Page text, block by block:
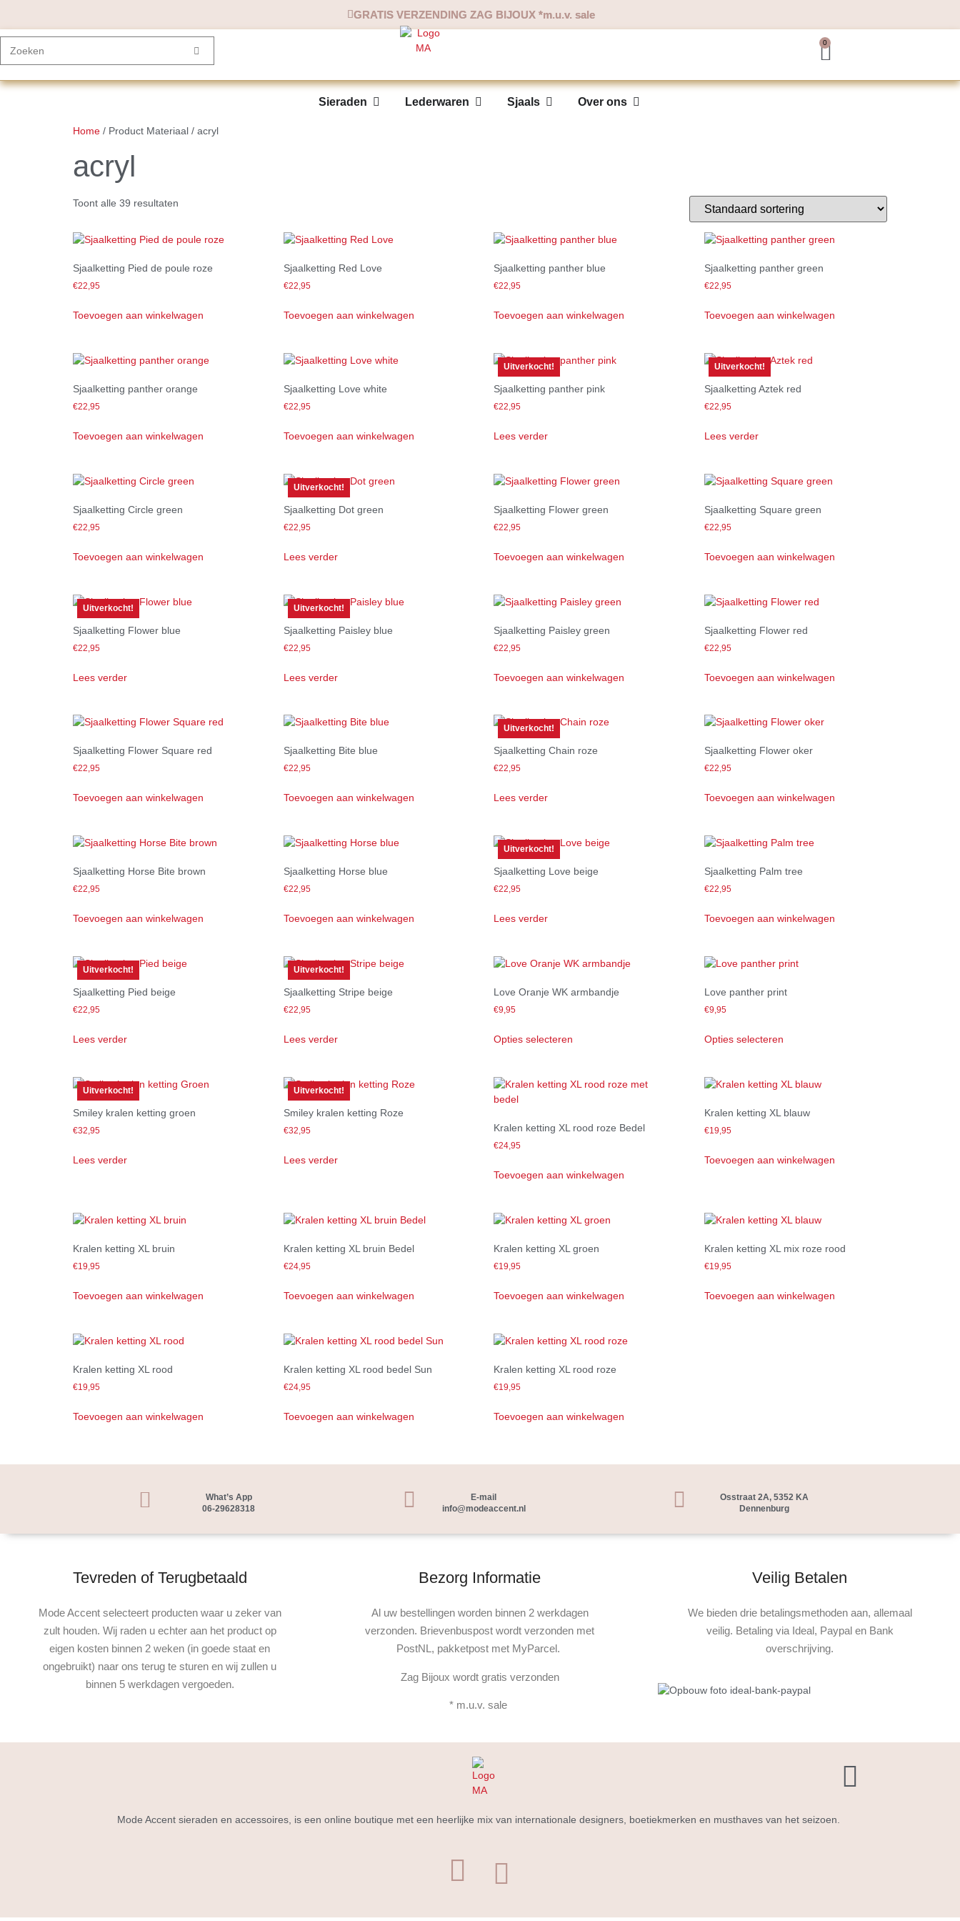
GRATIS VERZENDING ZAG BIJOUX *m.u.v. sale
0
Sieraden Lederwaren Sjaals Over ons
Home / Product Materiaal / acryl
acryl
Toont alle 39 resultaten
Sjaalketting Pied de poule roze
€22,95
Toevoegen aan winkelwagen
Sjaalketting Red Love
€22,95
Toevoegen aan winkelwagen
Sjaalketting panther blue
€22,95
Toevoegen aan winkelwagen
Sjaalketting panther green
€22,95
Toevoegen aan winkelwagen
Sjaalketting panther orange
€22,95
Toevoegen aan winkelwagen
Sjaalketting Love white
€22,95
Toevoegen aan winkelwagen
Uitverkocht!
Sjaalketting panther pink
€22,95
Lees verder
Uitverkocht!
Sjaalketting Aztek red
€22,95
Lees verder
Sjaalketting Circle green
€22,95
Toevoegen aan winkelwagen
Uitverkocht!
Sjaalketting Dot green
€22,95
Lees verder
Sjaalketting Flower green
€22,95
Toevoegen aan winkelwagen
Sjaalketting Square green
€22,95
Toevoegen aan winkelwagen
Uitverkocht!
Sjaalketting Flower blue
€22,95
Lees verder
Uitverkocht!
Sjaalketting Paisley blue
€22,95
Lees verder
Sjaalketting Paisley green
€22,95
Toevoegen aan winkelwagen
Sjaalketting Flower red
€22,95
Toevoegen aan winkelwagen
Sjaalketting Flower Square red
€22,95
Toevoegen aan winkelwagen
Sjaalketting Bite blue
€22,95
Toevoegen aan winkelwagen
Uitverkocht!
Sjaalketting Chain roze
€22,95
Lees verder
Sjaalketting Flower oker
€22,95
Toevoegen aan winkelwagen
Sjaalketting Horse Bite brown
€22,95
Toevoegen aan winkelwagen
Sjaalketting Horse blue
€22,95
Toevoegen aan winkelwagen
Uitverkocht!
Sjaalketting Love beige
€22,95
Lees verder
Sjaalketting Palm tree
€22,95
Toevoegen aan winkelwagen
Uitverkocht!
Sjaalketting Pied beige
€22,95
Lees verder
Uitverkocht!
Sjaalketting Stripe beige
€22,95
Lees verder
Love Oranje WK armbandje
€9,95
Opties selecteren
Love panther print
€9,95
Opties selecteren
Uitverkocht!
Smiley kralen ketting groen
€32,95
Lees verder
Uitverkocht!
Smiley kralen ketting Roze
€32,95
Lees verder
Kralen ketting XL rood roze Bedel
€24,95
Toevoegen aan winkelwagen
Kralen ketting XL blauw
€19,95
Toevoegen aan winkelwagen
Kralen ketting XL bruin
€19,95
Toevoegen aan winkelwagen
Kralen ketting XL bruin Bedel
€24,95
Toevoegen aan winkelwagen
Kralen ketting XL groen
€19,95
Toevoegen aan winkelwagen
Kralen ketting XL mix roze rood
€19,95
Toevoegen aan winkelwagen
Kralen ketting XL rood
€19,95
Toevoegen aan winkelwagen
Kralen ketting XL rood bedel Sun
€24,95
Toevoegen aan winkelwagen
Kralen ketting XL rood roze
€19,95
Toevoegen aan winkelwagen
What’s App
06-29628318
E-mail
info@modeaccent.nl
Osstraat 2A, 5352 KA
Dennenburg
Tevreden of Terugbetaald
Mode Accent selecteert producten waar u zeker van
zult houden. Wij raden u echter aan het product op
eigen kosten binnen 2 weken (in goede staat en
ongebruikt) naar ons terug te sturen en wij zullen u
binnen 5 werkdagen vergoeden.
Bezorg Informatie
Al uw bestellingen worden binnen 2 werkdagen
verzonden. Brievenbuspost wordt verzonden met
PostNL, pakketpost met MyParcel.
Zag Bijoux wordt gratis verzonden
* m.u.v. sale
Veilig Betalen
We bieden drie betalingsmethoden aan, allemaal
veilig. Betaling via Ideal, Paypal en Bank
overschrijving.
Mode Accent sieraden en accessoires, is een online boutique met een heerlijke mix van internationale designers, boetiekmerken en musthaves van het seizoen.